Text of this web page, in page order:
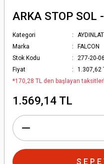
ARKA STOP SOL
Kategori
Marka
FALCON
Stok Kodu
277-20-06
Fiyat
1.307,62
*170,28 TL den başlayan
1.569,14 TL